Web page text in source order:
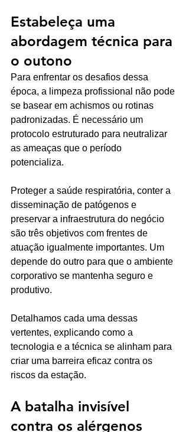
Estabeleça uma
abordagem técnica para
o outono
Para enfrentar os desafios dessa
época, a limpeza profissional não pode
se basear em achismos ou rotinas
padronizadas. É necessário um
protocolo estruturado para neutralizar
as ameaças que o período
potencializa.
Proteger a saúde respiratória, conter a
disseminação de patógenos e
preservar a infraestrutura do negócio
são três objetivos com frentes de
atuação igualmente importantes. Um
depende do outro para que o ambiente
corporativo se mantenha seguro e
produtivo.
Detalhamos cada uma dessas
vertentes, explicando como a
tecnologia e a técnica se alinham para
criar uma barreira eficaz contra os
riscos da estação.
A batalha invisível
contra os alérgenos